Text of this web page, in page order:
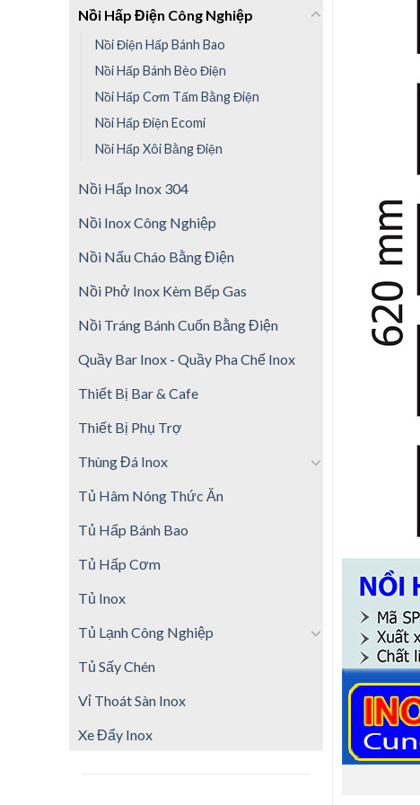
Nồi Hấp Điện Công Nghiệp
Nồi Điện Hấp Bánh Bao
Nồi Hấp Bánh Bèo Điện
Nồi Hấp Cơm Tấm Bằng Điện
Nồi Hấp Điện Ecomi
Nồi Hấp Xôi Bằng Điện
Nồi Hấp Inox 304
Nồi Inox Công Nghiệp
Nồi Nấu Cháo Bằng Điện
Nồi Phở Inox Kèm Bếp Gas
Nồi Tráng Bánh Cuốn Bằng Điện
Quầy Bar Inox - Quầy Pha Chế Inox
Thiết Bị Bar & Cafe
Thiết Bị Phụ Trợ
Thùng Đá Inox
Tủ Hâm Nóng Thức Ăn
Tủ Hấp Bánh Bao
Tủ Hấp Cơm
Tủ Inox
Tủ Lạnh Công Nghiệp
Tủ Sấy Chén
Vỉ Thoát Sàn Inox
Xe Đẩy Inox